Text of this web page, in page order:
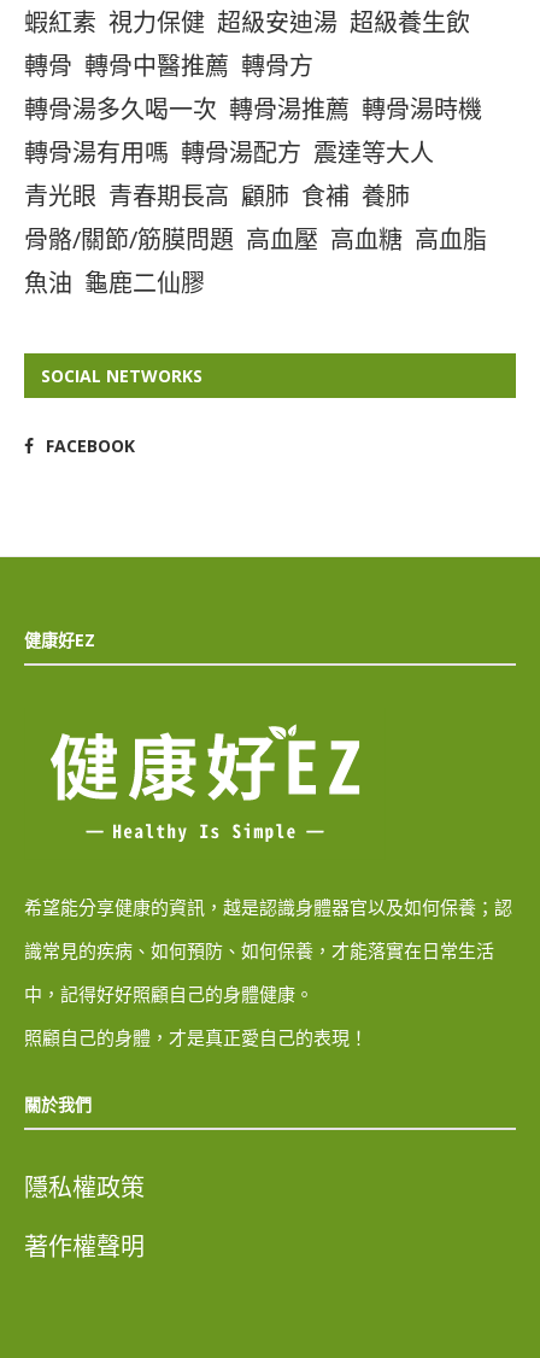
蝦紅素 視力保健 超級安迪湯 超級養生飲
轉骨 轉骨中醫推薦 轉骨方
轉骨湯多久喝一次 轉骨湯推薦 轉骨湯時機
轉骨湯有用嗎 轉骨湯配方 震達等大人
青光眼 青春期長高 顧肺 食補 養肺
骨骼/關節/筋膜問題 高血壓 高血糖 高血脂
魚油 龜鹿二仙膠
SOCIAL NETWORKS
FACEBOOK
健康好EZ
希望能分享健康的資訊，越是認識身體器官以及如何保養；認
識常見的疾病、如何預防、如何保養，才能落實在日常生活
中，記得好好照顧自己的身體健康。
照顧自己的身體，才是真正愛自己的表現！
關於我們
隱私權政策
著作權聲明